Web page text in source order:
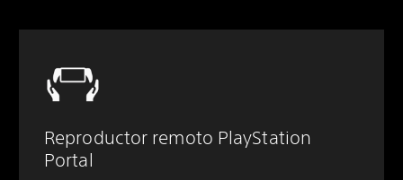
Reproductor remoto PlayStation
Portal